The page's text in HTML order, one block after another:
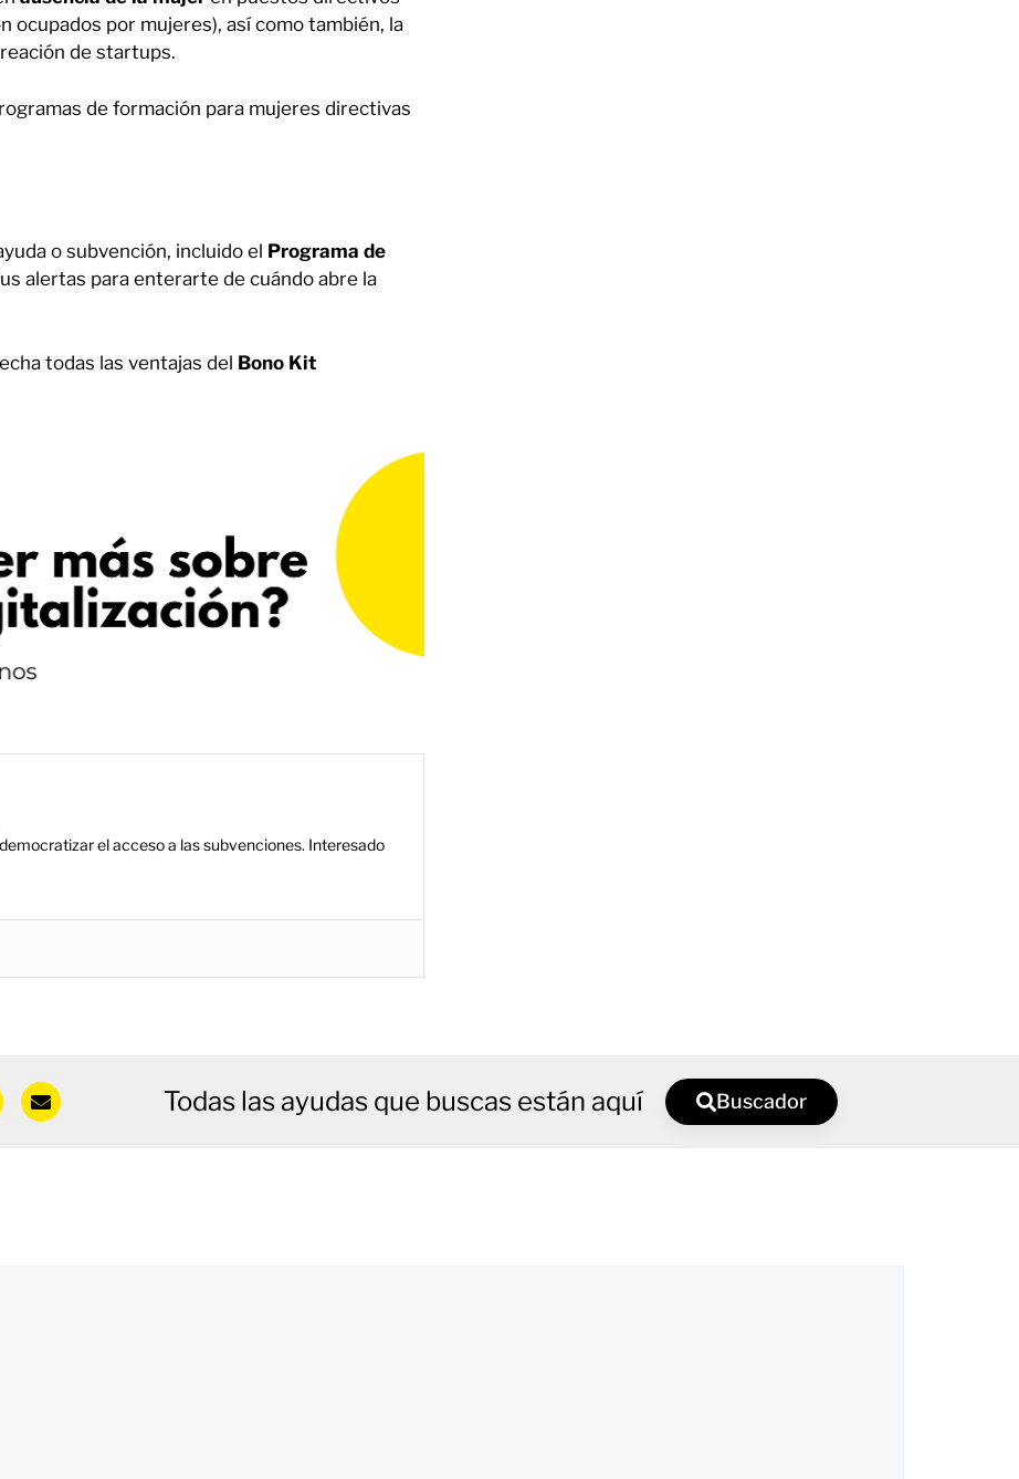
ocupados por mujeres), así como también, la
de startups.
de formación para mujeres directivas
o subvención, incluido el Programa de
alertas para enterarte de cuándo abre la
todas las ventajas del Bono Kit
el acceso a las subvenciones. Interesado
Todas las ayudas que buscas están aquí Buscador